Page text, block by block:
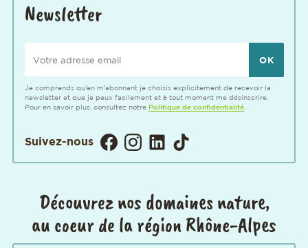
Newsletter
Je comprends qu'en m'abonnant je choisis explicitement de recevoir la
newsletter et que je peux facilement et à tout moment me désinscrire.
Pour en savoir plus, consultez notre Politique de confidentialité.
Suivez-nous
Visitez notre page Facebook.
Visitez notre Instagram.
Visitez notre page
Visitez notre page
Découvrez nos domaines nature,
au coeur de la région Rhône-Alpes